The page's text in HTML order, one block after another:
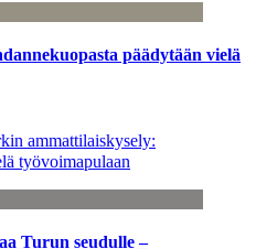
päädytään vielä
ammattilaiskysely:
työvoimapulaan
Turun seudulle –